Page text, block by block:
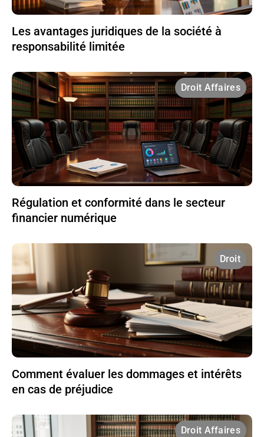
Les avantages juridiques de la société à
responsabilité limitée
Droit Affaires
Régulation et conformité dans le secteur
financier numérique
Droit
Comment évaluer les dommages et intérêts
en cas de préjudice
Droit Affaires